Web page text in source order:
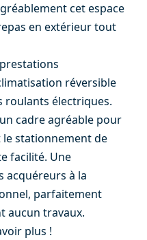
cet espace
en extérieur tout
réversible
roulants électriques.
cadre agréable pour
stationnement de
facilité. Une
acquéreurs à la
parfaitement
aucun travaux.
plus !